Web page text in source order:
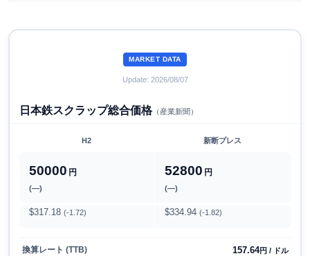
MARKET DATA
Update: 2026/08/07
日本鉄スクラップ総合価格（産業新聞）
H2 新断プレス
50000 円
(―)
52800 円
(―)
$317.18 (-1.72) $334.94 (-1.82)
換算レート (TTB) 157.64円 / ドル